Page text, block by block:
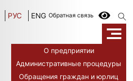
РУС ENG Обратная связь
О предприятии
Административные процедуры
Обращения граждан и юрлиц